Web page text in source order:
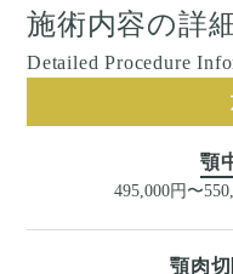
施術内容の詳細
Detailed Procedure
顎
495,000円〜
顎肉切